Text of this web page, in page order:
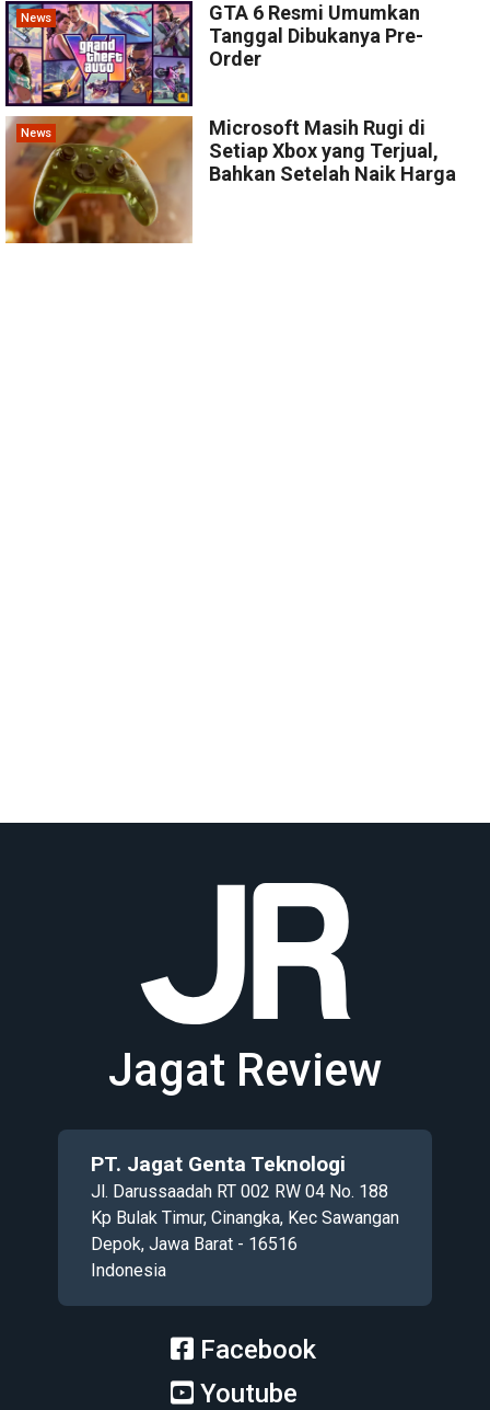
News
GTA 6 Resmi Umumkan
Tanggal Dibukanya Pre-
Order
News
Microsoft Masih Rugi di
Setiap Xbox yang Terjual,
Bahkan Setelah Naik Harga
Jagat Review
PT. Jagat Genta Teknologi
Jl. Darussaadah RT 002 RW 04 No. 188
Kp Bulak Timur, Cinangka, Kec Sawangan
Depok, Jawa Barat - 16516
Indonesia
Facebook
Youtube